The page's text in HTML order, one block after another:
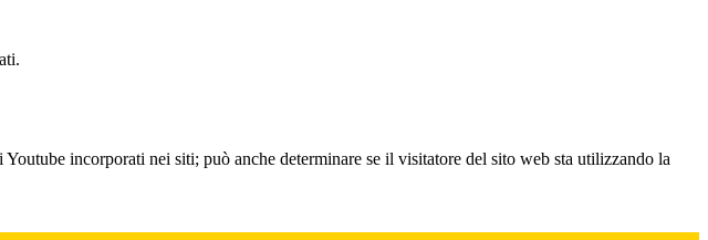
incorporati nei siti; può anche determinare se il visitatore del sito web sta utilizzando la